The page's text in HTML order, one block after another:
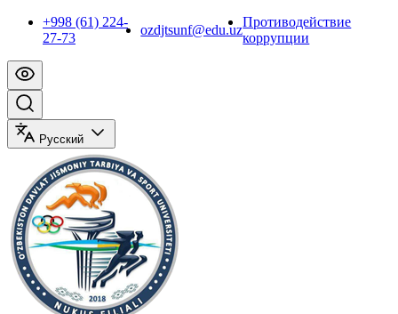
+998 (61) 224-
27-73
ozdjtsunf@edu.uz
Противодействие
коррупции
Русский